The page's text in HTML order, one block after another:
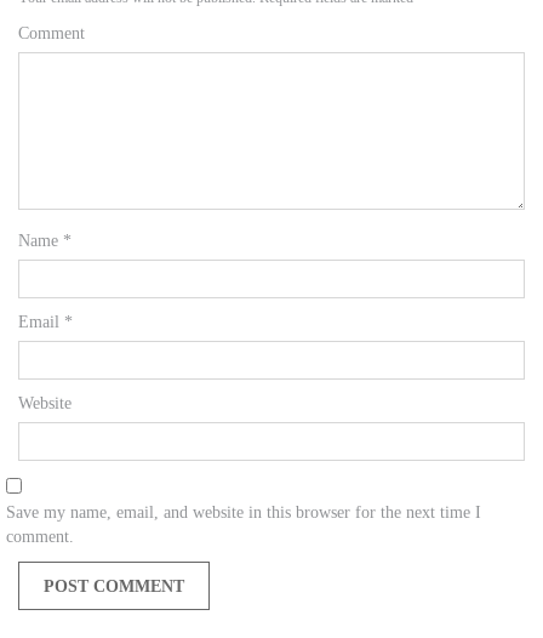
Comment
Name *
Email *
Website
Save my name, email, and website in this browser for the next time I
comment.